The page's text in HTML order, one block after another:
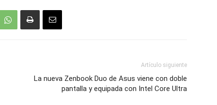
Artículo siguiente
La nueva Zenbook Duo de Asus viene con doble
pantalla y equipada con Intel Core Ultra